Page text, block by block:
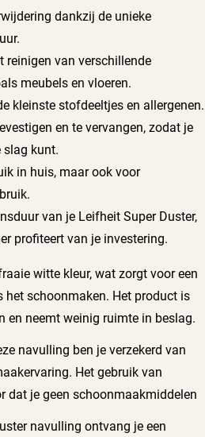
dankzij de unieke
reinigen van verschillende
meubels en vloeren.
kleinste stofdeeltjes en allergenen.
en te vervangen, zodat je
slag kunt.
in huis, maar ook voor
van je Leifheit Super Duster,
profiteert van je investering.
witte kleur, wat zorgt voor een
het schoonmaken. Het product is
en neemt weinig ruimte in beslag.
navulling ben je verzekerd van
Het gebruik van
dat je geen schoonmaakmiddelen
navulling ontvang je een